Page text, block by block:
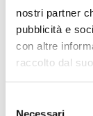
nostri partner
pubblicità e
con altre
raccolto dal
Numero